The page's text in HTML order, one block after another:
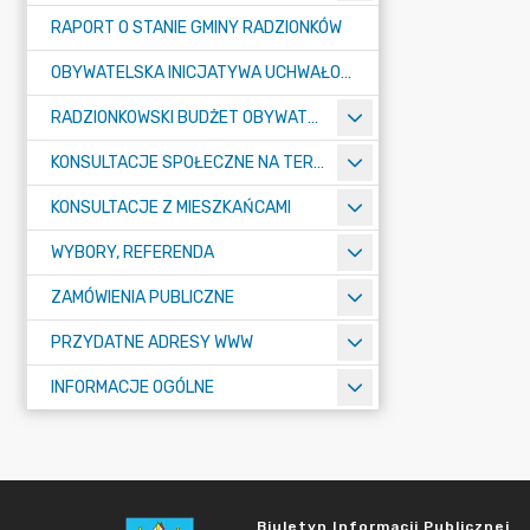
RAPORT O STANIE GMINY RADZIONKÓW
OBYWATELSKA INICJATYWA UCHWAŁODAWCZA
RADZIONKOWSKI BUDŻET OBYWATELSKI
KONSULTACJE SPOŁECZNE NA TERENIE MIASTA RADZIONKÓW
KONSULTACJE Z MIESZKAŃCAMI
WYBORY, REFERENDA
ZAMÓWIENIA PUBLICZNE
PRZYDATNE ADRESY WWW
INFORMACJE OGÓLNE
Biuletyn Informacji Publicznej